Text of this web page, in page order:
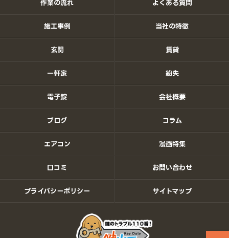
作業の流れ よくある質問
施工事例 当社の特徴
玄関 賃貸
一軒家 紛失
電子錠 会社概要
ブログ コラム
エアコン 漫画特集
口コミ お問い合わせ
プライバシーポリシー サイトマップ